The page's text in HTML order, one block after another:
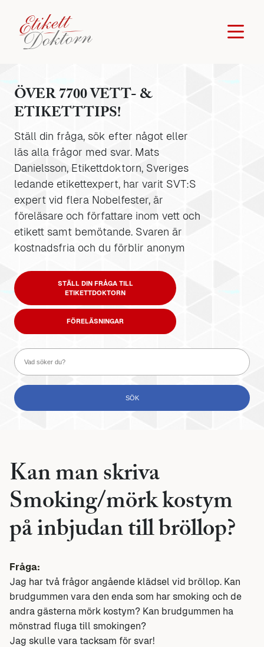
ÖVER 7700 VETT- &
ETIKETTTIPS!
Ställ din fråga, sök efter något eller
läs alla frågor med svar. Mats
Danielsson, Etikettdoktorn, Sveriges
ledande etikettexpert, har varit SVT:S
expert vid flera Nobelfester, är
föreläsare och författare inom vett och
etikett samt bemötande. Svaren är
kostnadsfria och du förblir anonym
STÄLL DIN FRÅGA TILL
ETIKETTDOKTORN
FÖRELÄSNINGAR
Kan man skriva
Smoking/mörk kostym
på inbjudan till bröllop?
Fråga:
Jag har två frågor angående klädsel vid bröllop. Kan
brudgummen vara den enda som har smoking och de
andra gästerna mörk kostym? Kan brudgummen ha
mönstrad fluga till smokingen?
Jag skulle vara tacksam för svar!